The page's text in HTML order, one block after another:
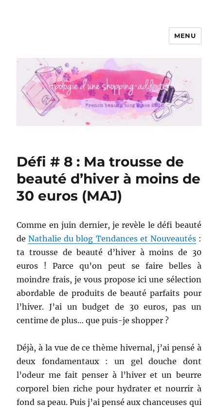
Apologie d'une Shopping-addicte
MENU
Défi # 8 : Ma trousse de
beauté d’hiver à moins de
30 euros (MAJ)
Comme en juin dernier, je revèle le défi beauté
deNathalie du blog Tendances et Nouveautés:
ta trousse de beauté d’hiver à moins de 30
euros ! Parce qu’on peut se faire belles à
moindre frais, je vous propose ici une sélection
abordable de produits de beauté parfaits pour
l’hiver. J’ai un budget de 30 euros, pas un
centime de plus… que puis-je shopper ?
Déjà, à la vue de ce thème hivernal, j’ai pensé à
deux fondamentaux : un gel douche dont
l’odeur me fait penser à l’hiver et un beurre
corporel bien riche pour hydrater et nourrir à
fond sa peau. Puis j’ai pensé aux chanceuses qui